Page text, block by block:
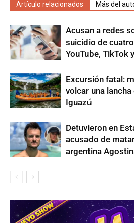
Artículo relacionados Más del
Acusan a redes
suicidio de
YouTube, TikTok
Excursión fatal:
volcar una
Iguazú
Detuvieron en
acusado de
argentina